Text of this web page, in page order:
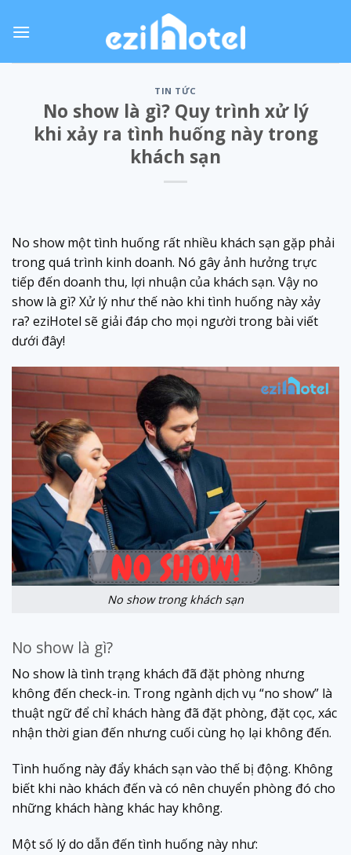
TIN TỨC
No show là gì? Quy trình xử lý
khi xảy ra tình huống này trong
khách sạn
No show một tình huống rất nhiều khách sạn gặp phải
trong quá trình kinh doanh. Nó gây ảnh hưởng trực
tiếp đến doanh thu, lợi nhuận của khách sạn. Vậy no
show là gì? Xử lý như thế nào khi tình huống này xảy
ra? eziHotel sẽ giải đáp cho mọi người trong bài viết
dưới đây!
No show trong khách sạn
No show là gì?
No show là tình trạng khách đã đặt phòng nhưng
không đến check-in. Trong ngành dịch vụ “no show” là
thuật ngữ để chỉ khách hàng đã đặt phòng, đặt cọc, xác
nhận thời gian đến nhưng cuối cùng họ lại không đến.
Tình huống này đẩy khách sạn vào thế bị động. Không
biết khi nào khách đến và có nên chuyển phòng đó cho
những khách hàng khác hay không.
Một số lý do dẫn đến tình huống này như: